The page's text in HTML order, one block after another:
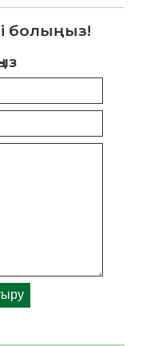
болыңыз!